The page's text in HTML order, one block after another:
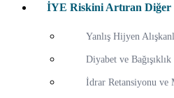
İYE Riskini Artıran
Yanlış Hijyen
Diyabet ve
İdrar Retansiyonu ve